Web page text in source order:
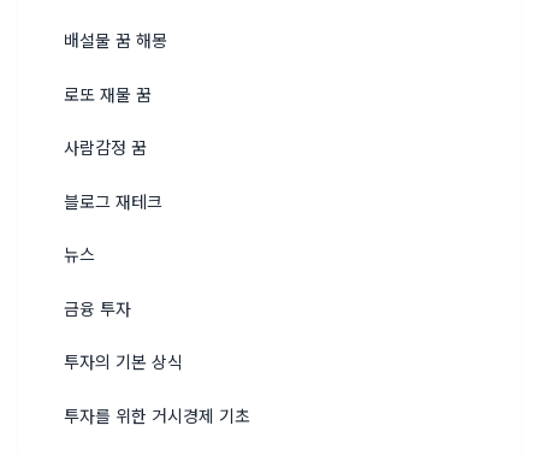
배설물 꿈 해몽
로또 재물 꿈
사람감정 꿈
블로그 재테크
뉴스
금융 투자
투자의 기본 상식
투자를 위한 거시경제 기초